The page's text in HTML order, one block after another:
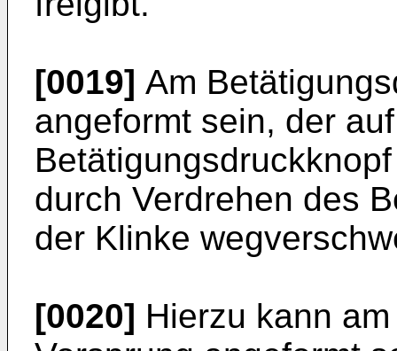
[0019] Am
angeformt sein, der
durch Verdrehen des
der Klinke
[0020] Hierzu kann